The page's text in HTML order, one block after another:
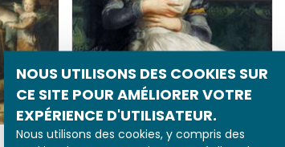
NOUS UTILISONS DES COOKIES SUR
CE SITE POUR AMÉLIORER VOTRE
EXPÉRIENCE D'UTILISATEUR.
Nous utilisons des cookies, y compris des
Le nouveau visage de